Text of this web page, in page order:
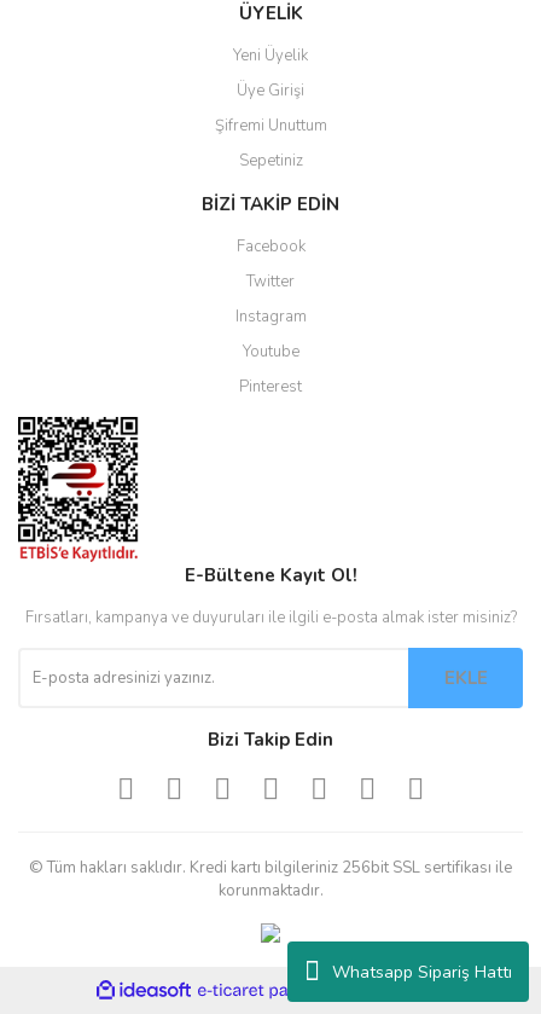
Whatsapp Sipariş Hattı
ÜYELİK
Yeni Üyelik
Üye Girişi
Şifremi Unuttum
Sepetiniz
BİZİ TAKİP EDİN
Facebook
Twitter
Instagram
Youtube
Pinterest
E-Bültene Kayıt Ol!
Fırsatları, kampanya ve duyuruları ile ilgili e-posta almak ister misiniz?
EKLE
Bizi Takip Edin
© Tüm hakları saklıdır. Kredi kartı bilgileriniz 256bit SSL sertifikası ile
korunmaktadır.
ideasoft